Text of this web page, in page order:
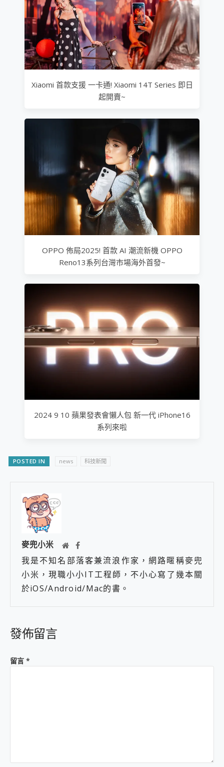
Xiaomi 首款支援 一卡通! Xiaomi 14T Series 即日
起開賣~
OPPO 佈局2025! 首款 AI 潮流新機 OPPO
Reno13系列台灣市場海外首發~
2024 9 10 蘋果發表會懶人包 新一代 iPhone16
系列來啦
POSTED IN news 科技新聞
麥兜小米
我是不知名部落客兼流浪作家，網路暱稱麥兜
小米，現職小小IT工程師，不小心寫了幾本關
於iOS/Android/Mac的書。
發佈留言
留言 *